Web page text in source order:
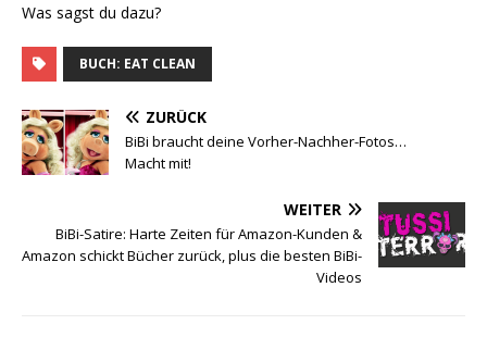
Was sagst du dazu?
BUCH: EAT CLEAN
ZURÜCK
BiBi braucht deine Vorher-Nachher-Fotos…
Macht mit!
WEITER
BiBi-Satire: Harte Zeiten für Amazon-Kunden &
Amazon schickt Bücher zurück, plus die besten BiBi-
Videos